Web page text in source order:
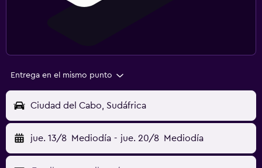
Entrega en el mismo punto
Ciudad del Cabo, Sudáfrica
jue. 13/8 Mediodía - jue. 20/8 Mediodía